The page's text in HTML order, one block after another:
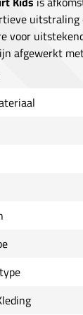
voor
afgewerkt